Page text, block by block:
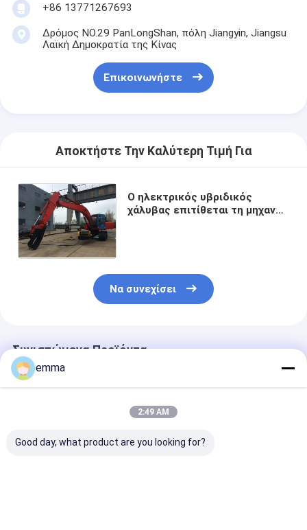
+86 13771267693
Δρόμος NO.29 PanLongShan, πόλη Jiangyin, Jiangsu
Λαϊκή Δημοκρατία της Κίνας
Επικοινωνήστε
Αποκτήστε Την Καλύτερη Τιμή Για
Ο ηλεκτρικός υβριδικός
χάλυβας επιτίθεται τη μηχανή
Να συνεχίσει
Συνιστώμενα Προϊόντα
emma
2:49 AM
Good day, what product are you looking for?